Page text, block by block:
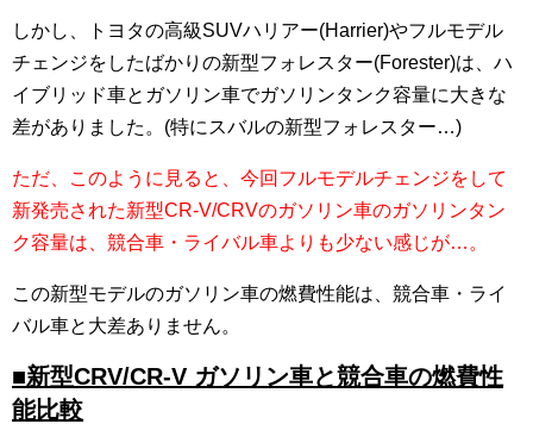
しかし、トヨタの高級SUVハリアー(Harrier)やフルモデル
チェンジをしたばかりの新型フォレスター(Forester)は、ハ
イブリッド車とガソリン車でガソリンタンク容量に大きな
差がありました。(特にスバルの新型フォレスター…)
ただ、このように見ると、今回フルモデルチェンジをして
新発売された新型CR-V/CRVのガソリン車のガソリンタン
ク容量は、競合車・ライバル車よりも少ない感じが…。
この新型モデルのガソリン車の燃費性能は、競合車・ライ
バル車と大差ありません。
■新型CRV/CR-V ガソリン車と競合車の燃費性
能比較